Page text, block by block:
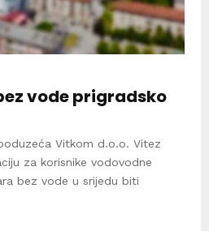
vode prigradsko
Vitkom d.o.o. Vitez
za korisnike vodovodne
bez vode u srijedu biti